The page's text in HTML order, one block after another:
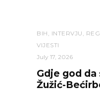
BIH , INTERVJU ,
VIJESTI
July 17, 2026
Gdje god da
Žužić-